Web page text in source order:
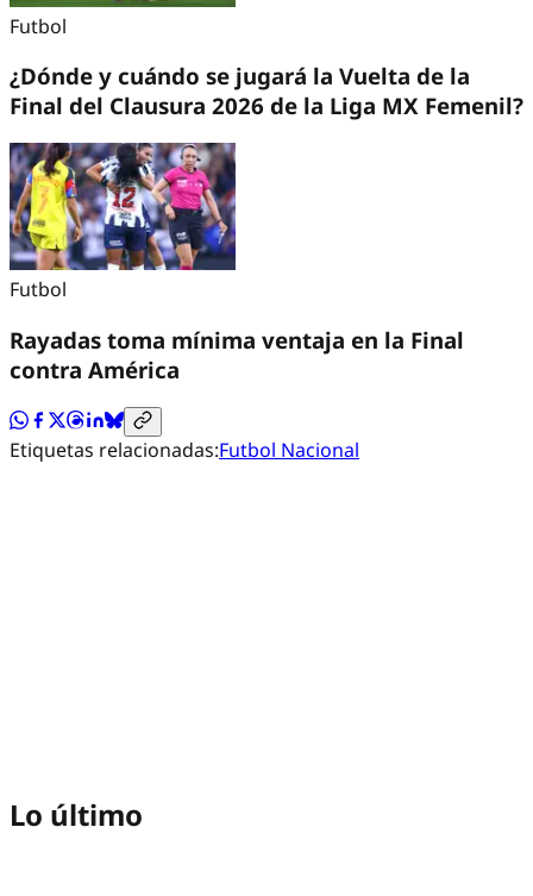
Futbol
¿Dónde y cuándo se jugará la Vuelta de la
Final del Clausura 2026 de la Liga MX Femenil?
Futbol
Rayadas toma mínima ventaja en la Final
contra América
Etiquetas relacionadas:Futbol Nacional
Lo último